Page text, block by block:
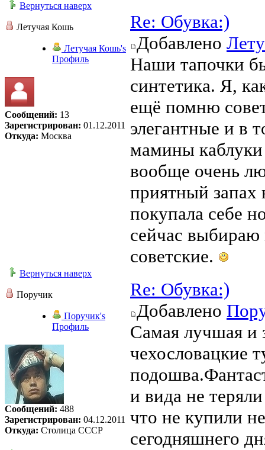
Вернуться наверх
Летучая Кошь
Летучая Кошь's
Профиль
Сообщений: 13
Зарегистрирован: 01.12.2011
Откуда: Москва
Re: Обувка:)
Добавлено
Наши тапочки
синтетика. Я,
ещё помню
элегантные и в
мамины
вообще очень
приятный
покупала себе
сейчас
советские.
Вернуться наверх
Поручик
Поручик's
Профиль
Сообщений: 488
Зарегистрирован: 04.12.2011
Откуда: Столица СССР
Re: Обувка:)
Добавлено
Самая лучшая и
чехословацкие
и вида не
что не купили
сегодняшнего